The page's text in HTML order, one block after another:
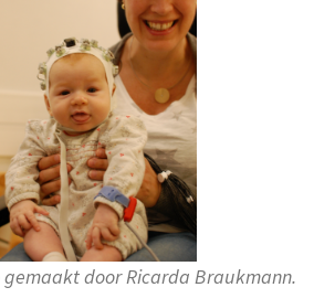
gemaakt door Ricarda Braukmann.